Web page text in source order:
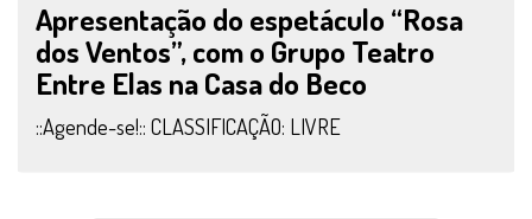
Apresentação do espetáculo “Rosa
dos Ventos”, com o Grupo Teatro
Entre Elas na Casa do Beco
::Agende-se!:: CLASSIFICAÇÃO: LIVRE